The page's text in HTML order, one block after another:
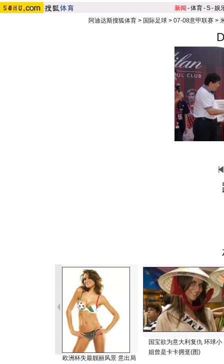
新闻 -体育-S-娱
阿迪达斯搜狐体育> 国际足球> 07-08意甲联赛>
欧洲杯失最靓丽风景 意出局
国宝欲为意大利复仇 环球小
姐曾是卡卡拥趸(图)